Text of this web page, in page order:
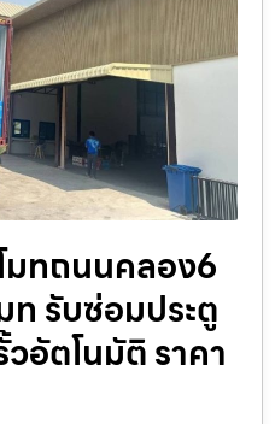
มทถนนคลอง6
ท รับซ่อมประตู
อัตโนมัติ ราคา